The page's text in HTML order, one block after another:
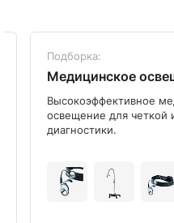
Подборка:
Медицинское
Высокоэффективное
освещение для четкой
диагностики.